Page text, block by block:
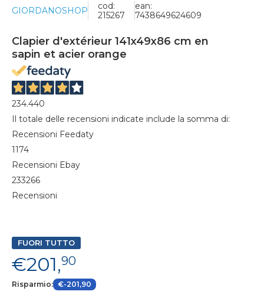
GIORDANOSHOP
cod:
215267
ean:
7438649624609
Clapier d'extérieur 141x49x86 cm en
sapin et acier orange
234.440
Il totale delle recensioni indicate include la somma di:
Recensioni Feedaty
1174
Recensioni Ebay
233266
Recensioni
FUORI TUTTO
€201,90
Risparmio: €-201,90